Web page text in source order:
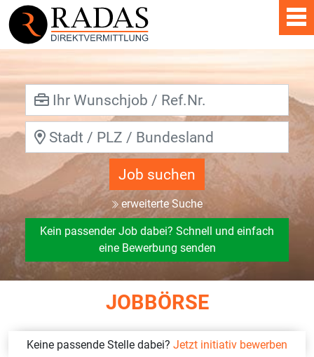
Job suchen
erweiterte Suche
Kein passender Job dabei? Schnell und einfach
eine Bewerbung senden
JOBBÖRSE
Keine passende Stelle dabei? Jetzt initiativ bewerben